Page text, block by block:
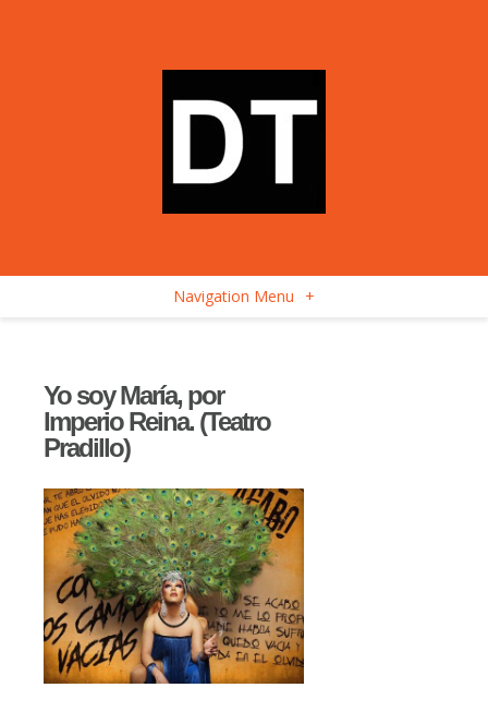
Navigation Menu +
Yo soy María, por
Imperio Reina. (Teatro
Pradillo)